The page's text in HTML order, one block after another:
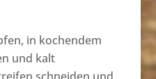
in kochendem
und kalt